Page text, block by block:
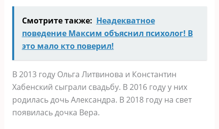
Смотрите также: Неадекватное
поведение Максим объяснил психолог! В
это мало кто поверил!
В 2013 году Ольга Литвинова и Константин
Хабенский сыграли свадьбу. В 2016 году у них
родилась дочь Александра. В 2018 году на свет
появилась дочка Вера.